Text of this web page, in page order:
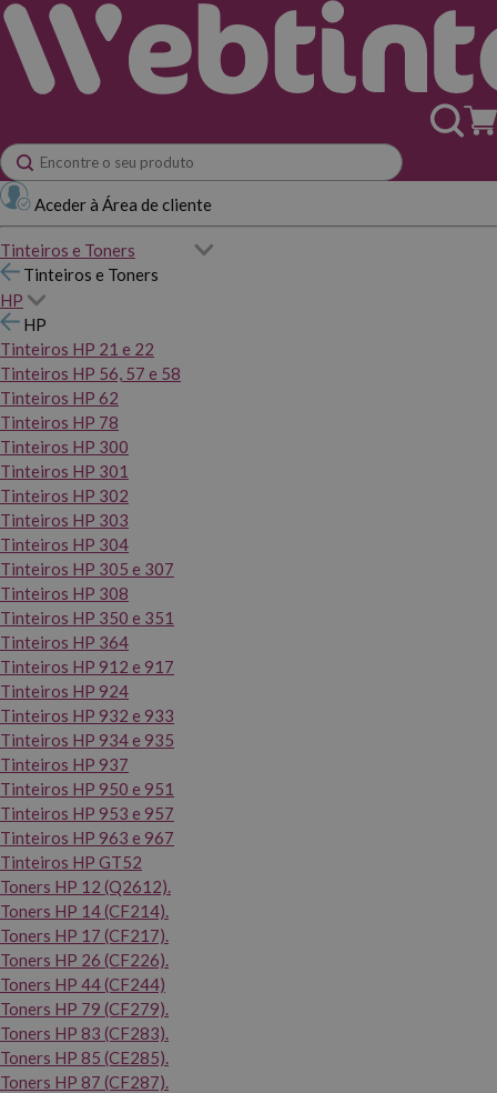
Aceder à Área de cliente
Tinteiros e Toners
Tinteiros e Toners
HP
HP
Tinteiros HP 21 e 22
Tinteiros HP 56, 57 e 58
Tinteiros HP 62
Tinteiros HP 78
Tinteiros HP 300
Tinteiros HP 301
Tinteiros HP 302
Tinteiros HP 303
Tinteiros HP 304
Tinteiros HP 305 e 307
Tinteiros HP 308
Tinteiros HP 350 e 351
Tinteiros HP 364
Tinteiros HP 912 e 917
Tinteiros HP 924
Tinteiros HP 932 e 933
Tinteiros HP 934 e 935
Tinteiros HP 937
Tinteiros HP 950 e 951
Tinteiros HP 953 e 957
Tinteiros HP 963 e 967
Tinteiros HP GT52
Toners HP 12 (Q2612).
Toners HP 14 (CF214).
Toners HP 17 (CF217).
Toners HP 26 (CF226).
Toners HP 44 (CF244)
Toners HP 79 (CF279).
Toners HP 83 (CF283).
Toners HP 85 (CE285).
Toners HP 87 (CF287).